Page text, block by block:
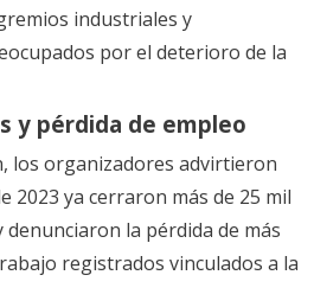
industriales y
por el deterioro de la
y pérdida de empleo
los organizadores advirtieron
2023 ya cerraron más de 25 mil
denunciaron la pérdida de más
registrados vinculados a la